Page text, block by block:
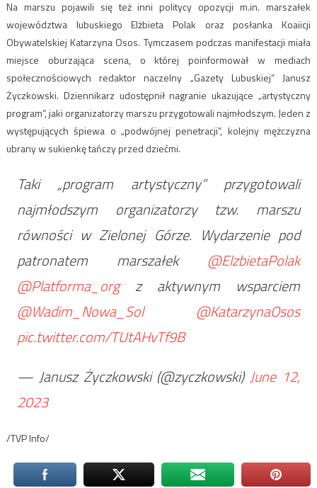
Na marszu pojawili się też inni politycy opozycji m.in. marszałek
województwa lubuskiego Elżbieta Polak oraz posłanka Koaiicji
Obywatelskiej Katarzyna Osos. Tymczasem podczas manifestacji miała
miejsce oburzająca scena, o której poinformował w mediach
społecznościowych redaktor naczelny „Gazety Lubuskiej” Janusz
Życzkowski. Dziennikarz udostępnił nagranie ukazujące „artystyczny
program”, jaki organizatorzy marszu przygotowali najmłodszym. Jeden z
występujących śpiewa o „podwójnej penetracji”, kolejny mężczyzna
ubrany w sukienkę tańczy przed dziećmi.
Taki „program artystyczny” przygotowali
najmłodszym organizatorzy tzw. marszu
równości w Zielonej Górze. Wydarzenie pod
patronatem marszałek @ElzbietaPolak
@Platforma_orgz aktywnym wsparciem
@Wadim_Nowa_Sol
@KatarzynaOsos
pic.twitter.com/TUtAHvTf9B
— Janusz Życzkowski (@zyczkowski)June 12,
2023
/TVP Info/